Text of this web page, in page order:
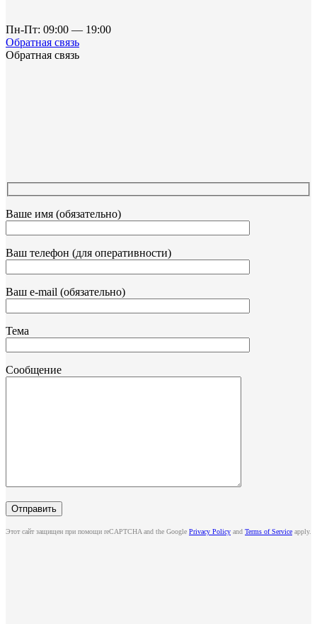
Пн-Пт: 09:00 — 19:00
Обратная связь
Обратная связь
Ваше имя (обязательно)
Ваш телефон (для оперативности)
Ваш e-mail (обязательно)
Тема
Сообщение
Этот сайт защищен при помощи reCAPTCHA and the Google Privacy Policy and Terms of Service apply.